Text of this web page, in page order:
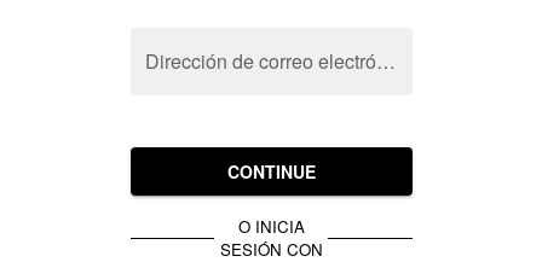
Dirección de correo electrónico
CONTINUE
O INICIA
SESIÓN CON